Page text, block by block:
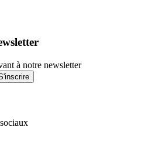
à notre newsletter